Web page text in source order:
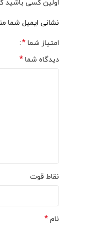
امکان چاپ طرح
پیج های
دورس مردانه سه
صورت آنلاین
اولین کسی باشید
نشانی ایمیل شما
امتیاز شما *
دیدگاه شما *
نقاط قوت
نام *